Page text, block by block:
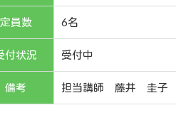
定員数 6名
付状況 受付中
備考 担当講師 藤井 圭子